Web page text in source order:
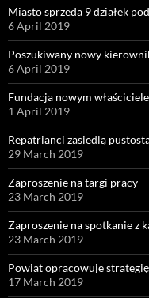
Miasto sprzeda 9 działek
6 April 2019
Poszukiwany nowy
6 April 2019
Fundacja nowym
1 April 2019
Repatrianci zasiedlą
29 March 2019
Zaproszenie na targi pracy
23 March 2019
Zaproszenie na spotkanie z
23 March 2019
Powiat opracowuje
17 March 2019